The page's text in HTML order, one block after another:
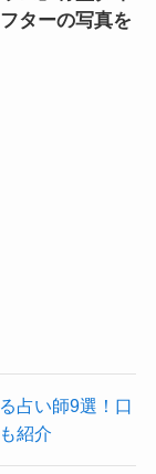
ターの写真を
占い師9選！口
紹介